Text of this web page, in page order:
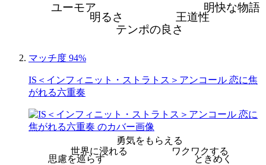
明快な物語
王道性
テンポの良さ
明るさ
ユーモア
マッチ度 94%
IS＜インフィニット・ストラトス＞アンコール 恋に焦
がれる六重奏
勇気をもらえる
ワクワクする
ときめく
思慮を巡らす
世界に浸れる